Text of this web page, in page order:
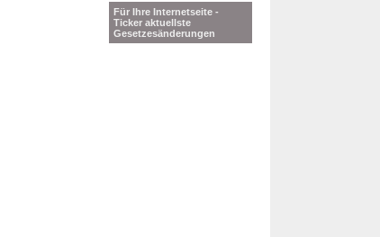
Für Ihre Internetseite -
Ticker aktuellste
Gesetzesänderungen